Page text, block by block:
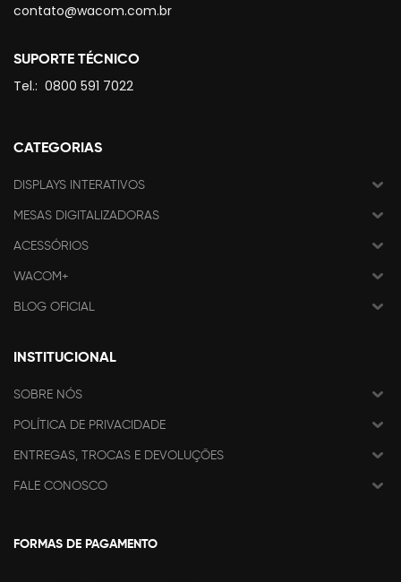
contato@wacom.com.br
SUPORTE TÉCNICO
Tel.: 0800 591 7022
CATEGORIAS
DISPLAYS INTERATIVOS
MESAS DIGITALIZADORAS
ACESSÓRIOS
WACOM+
BLOG OFICIAL
INSTITUCIONAL
SOBRE NÓS
POLÍTICA DE PRIVACIDADE
ENTREGAS, TROCAS E DEVOLUÇÕES
FALE CONOSCO
FORMAS DE PAGAMENTO